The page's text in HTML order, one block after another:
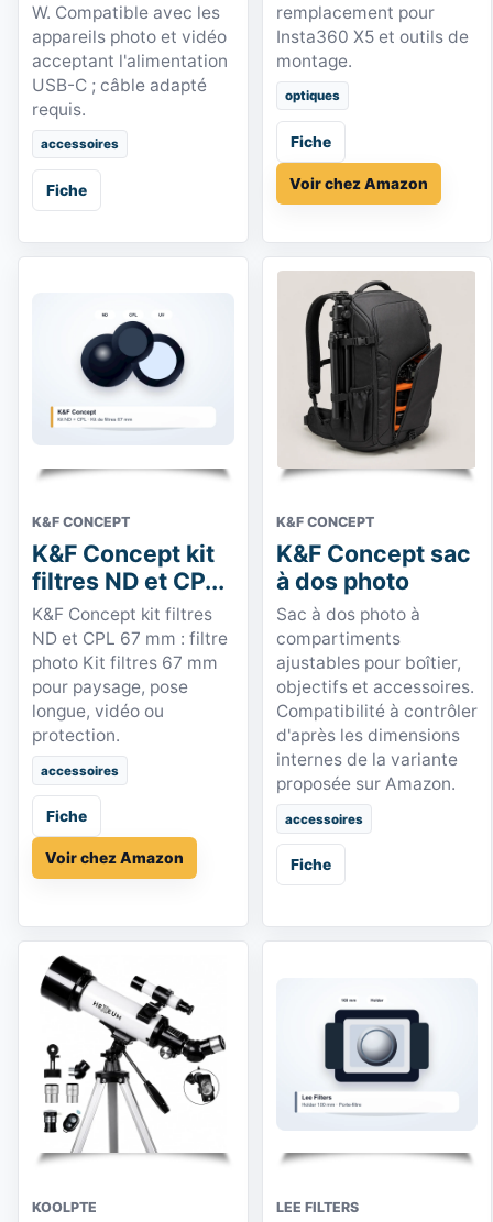
W. Compatible avec les
appareils photo et vidéo
acceptant l'alimentation
USB-C ; câble adapté
requis.
accessoires
Fiche
remplacement pour
Insta360 X5 et outils de
montage.
optiques
Fiche
Voir chez Amazon
K&F CONCEPT
K&F Concept kit
filtres ND et CP...
K&F Concept kit filtres
ND et CPL 67 mm : filtre
photo Kit filtres 67 mm
pour paysage, pose
longue, vidéo ou
protection.
accessoires
Fiche
Voir chez Amazon
K&F CONCEPT
K&F Concept sac
à dos photo
Sac à dos photo à
compartiments
ajustables pour boîtier,
objectifs et accessoires.
Compatibilité à contrôler
d'après les dimensions
internes de la variante
proposée sur Amazon.
accessoires
Fiche
KOOLPTE LEE FILTERS